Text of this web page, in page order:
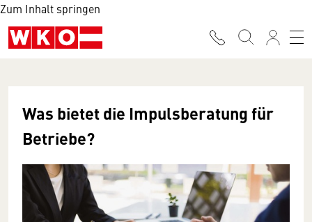
Zum Inhalt springen
Was bietet die Impulsberatung für
Betriebe?